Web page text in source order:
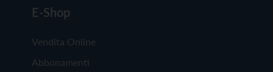
E-Shop
Vendita Online
Abbonamenti